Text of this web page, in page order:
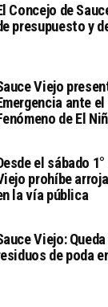
Concejo de
presupuesto y
Viejo
ante
de El
el sábado
prohíbe
la vía pública
Viejo:
de poda